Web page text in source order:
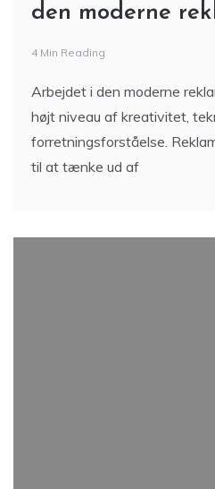
den moderne
4 Min Reading
Arbejdet i den moderne
højt niveau af kreativitet,
forretningsforståelse.
til at tænke ud af